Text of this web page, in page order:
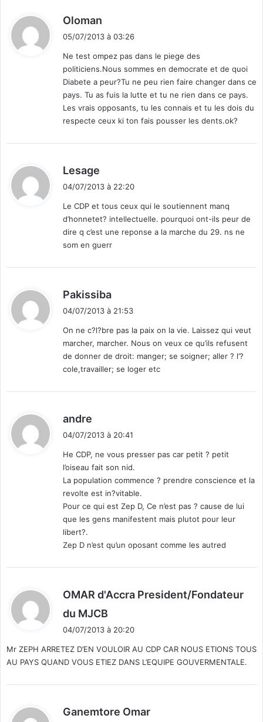
Oloman
:
05/07/2013 à 03:26
Ne test ompez pas dans le piege des
politiciens.Nous sommes en democrate et de quoi
Diabete a peur?Tu ne peu rien faire changer dans ce
pays. Tu as fuis la lutte et tu ne rien dans ce pays.
Les vrais opposants, tu les connais et tu les dois du
respecte ceux ki ton fais pousser les dents.ok?
Lesage
:
04/07/2013 à 22:20
Le CDP et tous ceux qui le soutiennent manq
d’honnetet? intellectuelle. pourquoi ont-ils peur de
dire q c’est une reponse a la marche du 29. ns ne
som en guerr
Pakissiba
:
04/07/2013 à 21:53
On ne c?l?bre pas la paix on la vie. Laissez qui veut
marcher, marcher. Nous on veux ce qu’ils refusent
de donner de droit: manger; se soigner; aller ? l’?
cole,travailler; se loger etc
andre
:
04/07/2013 à 20:41
He CDP, ne vous presser pas car petit ? petit
l’oiseau fait son nid.
La population commence ? prendre conscience et la
revolte est in?vitable.
Pour ce qui est Zep D, Ce n’est pas ? cause de lui
que les gens manifestent mais plutot pour leur
libert?.
Zep D n’est qu’un oposant comme les autred
OMAR d'Accra President/Fondateur
du MJCB
i
:
04/07/2013 à 20:20
Mr ZEPH ARRETEZ D’EN VOULOIR AU CDP CAR NOUS ETIONS TOUS
AU PAYS QUAND VOUS ETIEZ DANS L’EQUIPE GOUVERMENTALE.
Ganemtore Omar